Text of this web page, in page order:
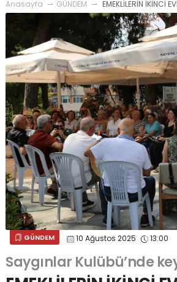
Anasayfa GÜNDEM EMEKLİLERİN İKİNCİ
GÜNDEM 10 Ağustos 2025 13:00
Saygınlar Kulübü’nde